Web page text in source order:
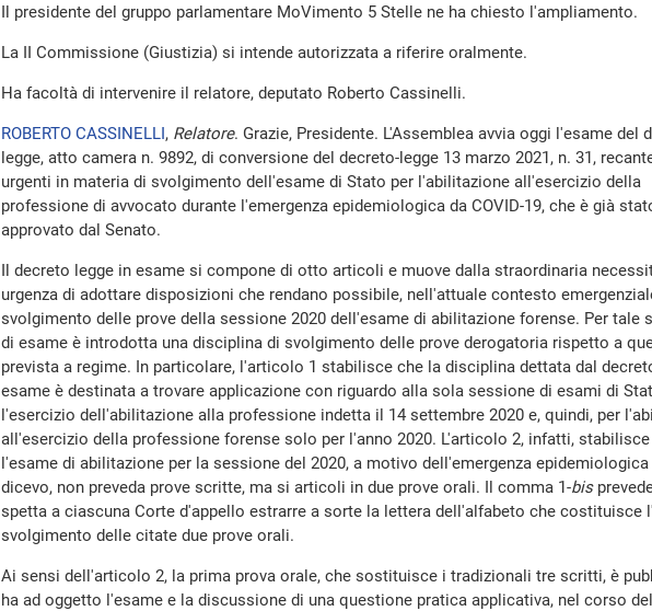
Il presidente del gruppo parlamentare MoVimento 5 Stelle ne ha chiesto l'ampliamento.
La II Commissione (Giustizia) si intende autorizzata a riferire oralmente.
Ha facoltà di intervenire il relatore, deputato Roberto Cassinelli.
ROBERTO CASSINELLI, Relatore. Grazie, Presidente. L'Assemblea avvia oggi l'esame del
legge, atto camera n. 9892, di conversione del decreto-legge 13 marzo 2021, n. 31,
urgenti in materia di svolgimento dell'esame di Stato per l'abilitazione all'esercizio della
professione di avvocato durante l'emergenza epidemiologica da COVID-19, che è già
approvato dal Senato.
Il decreto legge in esame si compone di otto articoli e muove dalla straordinaria
urgenza di adottare disposizioni che rendano possibile, nell'attuale contesto
svolgimento delle prove della sessione 2020 dell'esame di abilitazione forense. Per tale
di esame è introdotta una disciplina di svolgimento delle prove derogatoria rispetto a
prevista a regime. In particolare, l'articolo 1 stabilisce che la disciplina dettata dal
esame è destinata a trovare applicazione con riguardo alla sola sessione di esami di
l'esercizio dell'abilitazione alla professione indetta il 14 settembre 2020 e, quindi, per
all'esercizio della professione forense solo per l'anno 2020. L'articolo 2, infatti,
l'esame di abilitazione per la sessione del 2020, a motivo dell'emergenza
dicevo, non preveda prove scritte, ma si articoli in due prove orali. Il comma 1-bis
spetta a ciascuna Corte d'appello estrarre a sorte la lettera dell'alfabeto che costituisce
svolgimento delle citate due prove orali.
Ai sensi dell'articolo 2, la prima prova orale, che sostituisce i tradizionali tre scritti, è
ha ad oggetto l'esame e la discussione di una questione pratica applicativa, nel corso